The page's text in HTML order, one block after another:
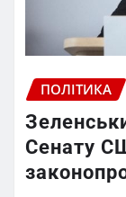
ПОЛІТИКА
Сенату